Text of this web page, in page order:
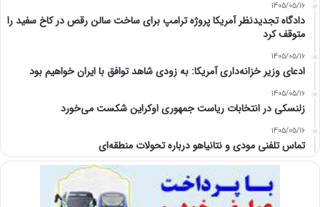
1405/05/16
دادگاه تجدیدنظر آمریکا پروژه ترامپ برای ساخت سالن رقص در کاخ سفید را
متوقف کرد
1405/05/16
ادعای وزیر خزانه‌داری آمریکا: به زودی شاهد توافق با ایران خواهیم بود
1405/05/16
زلنسکی در انتخابات ریاست جمهوری اوکراین شکست می‌خورد
1405/05/16
تماس تلفنی مودی و نتانیاهو درباره تحولات منطقه‌ای